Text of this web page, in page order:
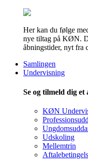
Her kan du følge
nye tiltag på KØN.
åbningstider, nyt fra
Samlingen
Undervisning
Se og tilmeld dig
KØN
Udskoling
Mellemtrin